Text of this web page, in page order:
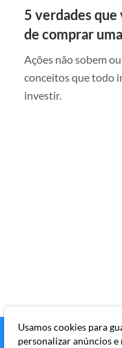
5 verdades que
de comprar
Ações não sobem
conceitos que todo
investir.
Usamos cookies para
personalizar anúncios e